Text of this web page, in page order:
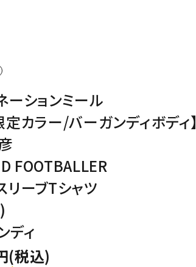
ーションミール
定カラー/バーガンディボディ】
FOOTBALLER
リーブTシャツ
ディ
(税込)